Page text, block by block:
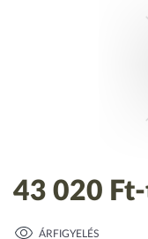
43 020 Ft
ÁRFIGYELÉS